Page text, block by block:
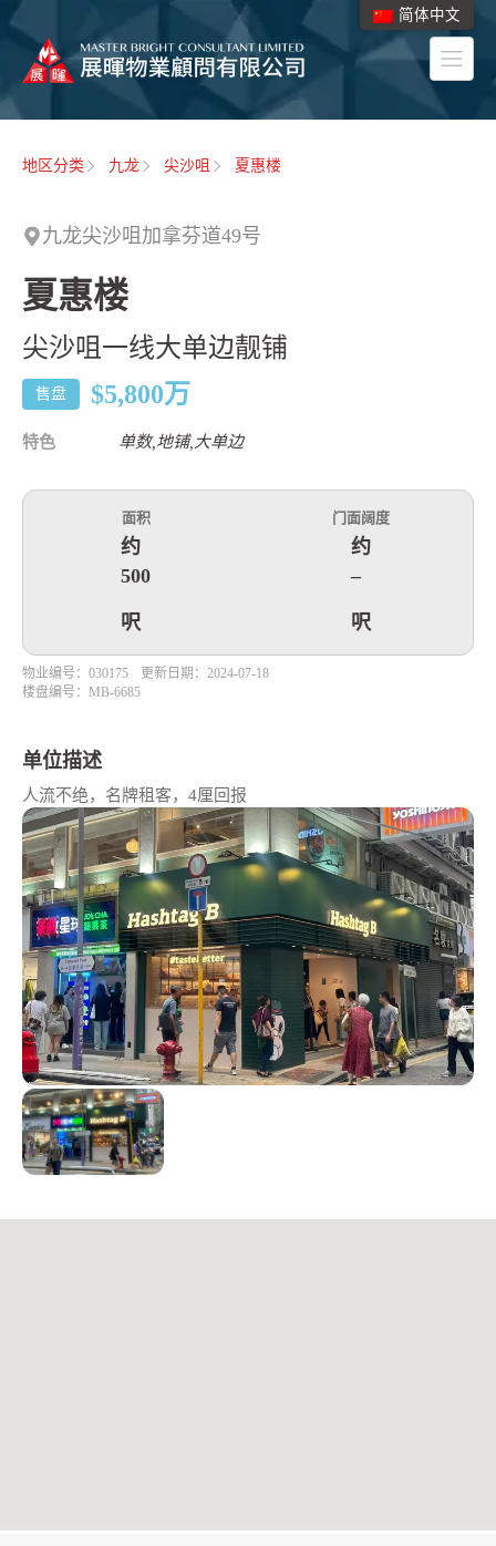
地区分类 九龙 尖沙咀 夏惠楼
九龙尖沙咀加拿芬道49号
夏惠楼
尖沙咀一线大单边靓铺
售盘 $5,800万
特色 单数,地铺,大单边
面积
约
500
呎
门面阔度
约
–
呎
物业编号：030175
楼盘编号：MB-6685
更新日期：2024-07-18
单位描述
人流不绝，名牌租客，4厘回报
简体中文